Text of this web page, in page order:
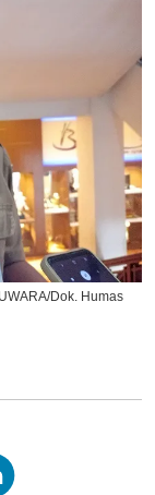
Dok. Humas